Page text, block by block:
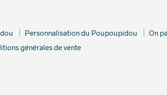
Personnalisation du Poupoupidou
On
générales de vente